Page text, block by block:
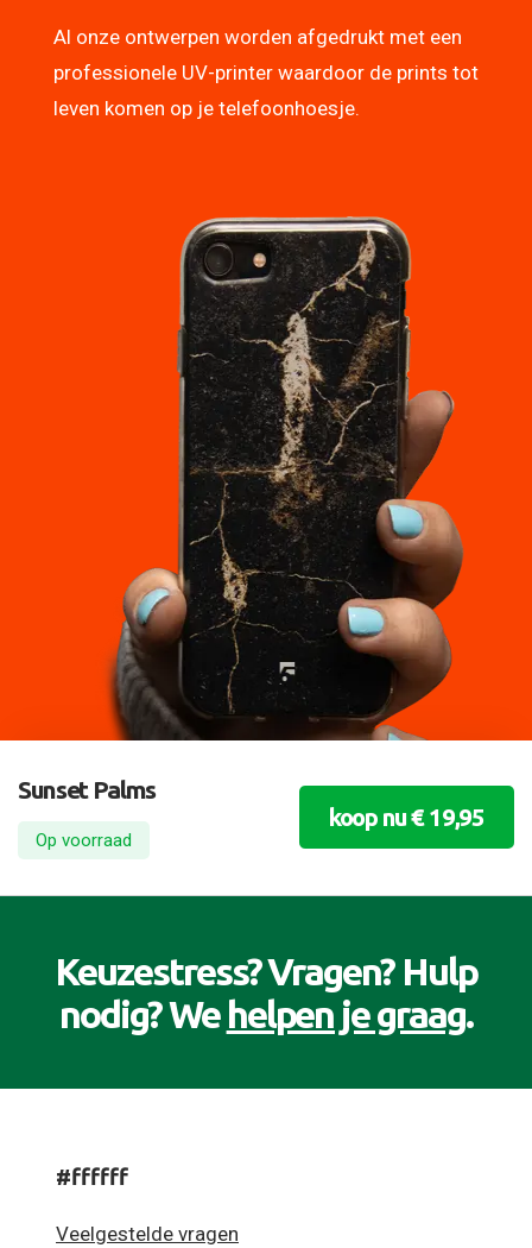
Al onze ontwerpen worden afgedrukt met een
professionele UV-printer waardoor de prints tot
leven komen op je telefoonhoesje.
Sunset Palms
Op voorraad
koop nu € 19,95
Keuzestress? Vragen? Hulp
nodig? Wehelpen je graag.
#ffffff
Veelgestelde vragen